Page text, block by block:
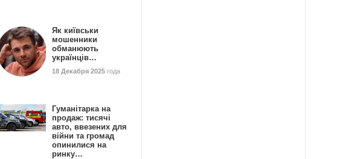
Як київськи
мошенники
обманюють
українців…
18 Декабря 2025 года
Гуманітарка на
продаж: тисячі
авто, ввезених для
війни та громад
опинилися на
ринку…